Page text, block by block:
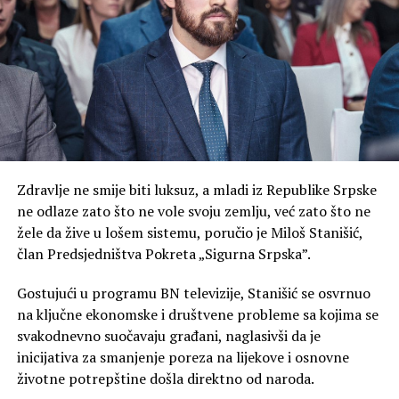
nevine žrtve nikada ne
smiju biti zaboravljene“,
poručio je gradonačelnik
Banja Luke.
Podsjećanje na mračne riječi Franje
Tuđmana
Osvrćući se na istorijske činjenice, Stanivuković je istakao
da je posebno važno pamtiti retoriku i namjere
tadašnjeg hrvatskog rukovodstva na čelu sa Franjom
Tuđmanom.
„Posebno je važno pamtiti
riječi tadašnjeg hrvatskog
Zdravlje ne smije biti luksuz, a mladi iz Republike Srpske
ne odlaze zato što ne vole svoju zemlju, već zato što ne
žele da žive u lošem sistemu, poručio je Miloš Stanišić,
član Predsjedništva Pokreta „Sigurna Srpska”.
Gostujući u programu BN televizije, Stanišić se osvrnuo
na ključne ekonomske i društvene probleme sa kojima se
svakodnevno suočavaju građani, naglasivši da je
inicijativa za smanjenje poreza na lijekove i osnovne
životne potrepštine došla direktno od naroda.